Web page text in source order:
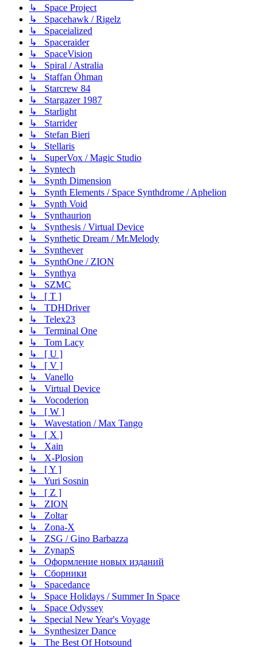
↳ Space Project
↳ Spacehawk / Rigelz
↳ Spaceialized
↳ Spaceraider
↳ SpaceVision
↳ Spiral / Astralia
↳ Staffan Öhman
↳ Starcrew 84
↳ Stargazer 1987
↳ Starlight
↳ Starrider
↳ Stefan Bieri
↳ Stellaris
↳ SuperVox / Magic Studio
↳ Syntech
↳ Synth Dimension
↳ Synth Elements / Space Synthdrome / Aphelion
↳ Synth Void
↳ Synthaurion
↳ Synthesis / Virtual Device
↳ Synthetic Dream / Mr.Melody
↳ Synthever
↳ SynthOne / ZION
↳ Synthya
↳ SZMC
↳ [ T ]
↳ TDHDriver
↳ Telex23
↳ Terminal One
↳ Tom Lacy
↳ [ U ]
↳ [ V ]
↳ Vanello
↳ Virtual Device
↳ Vocoderion
↳ [ W ]
↳ Wavestation / Max Tango
↳ [ X ]
↳ Xain
↳ X-Plosion
↳ [ Y ]
↳ Yuri Sosnin
↳ [ Z ]
↳ ZION
↳ Zoltar
↳ Zona-X
↳ ZSG / Gino Barbazza
↳ ZynapS
↳ Оформление новых изданий
↳ Сборники
↳ Spacedance
↳ Space Holidays / Summer In Space
↳ Space Odyssey
↳ Special New Year's Voyage
↳ Synthesizer Dance
↳ The Best Of Hotsound